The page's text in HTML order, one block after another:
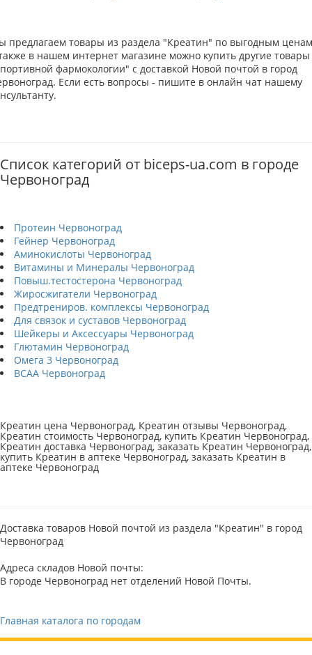
предлагаем товары из раздела "Креатин" по выгодным
в нашем интернет магазине можно купить другие товары
фармокологии" с доставкой Новой почтой в город
Если есть вопросы - пишите в онлайн чат нашему
Список категорий от biceps-ua.com в городе
Червоноград
Протеин Червоноград
Гейнер Червоноград
Аминокислоты Червоноград
Витамины и Минералы Червоноград
Повыш.тестостерона Червоноград
Жиросжигатели Червоноград
Предтрениров. комплексы Червоноград
Для связок и суставов Червоноград
Шейкеры и Аксессуары Червоноград
Глютамин Червоноград
Омега 3 Червоноград
BCAA Червоноград
Креатин цена Червоноград, Креатин отзывы Червоноград,
Креатин стоимость Червоноград, купить Креатин Червоноград,
Креатин доставка Червоноград, заказать Креатин Червоноград,
купить Креатин в аптеке Червоноград, заказать Креатин в
аптеке Червоноград
Доставка товаров Новой почтой из раздела "Креатин" в город
Червоноград
Адреса складов Новой почты:
В городе Червоноград нет отделений Новой Почты.
Главная каталога по городам